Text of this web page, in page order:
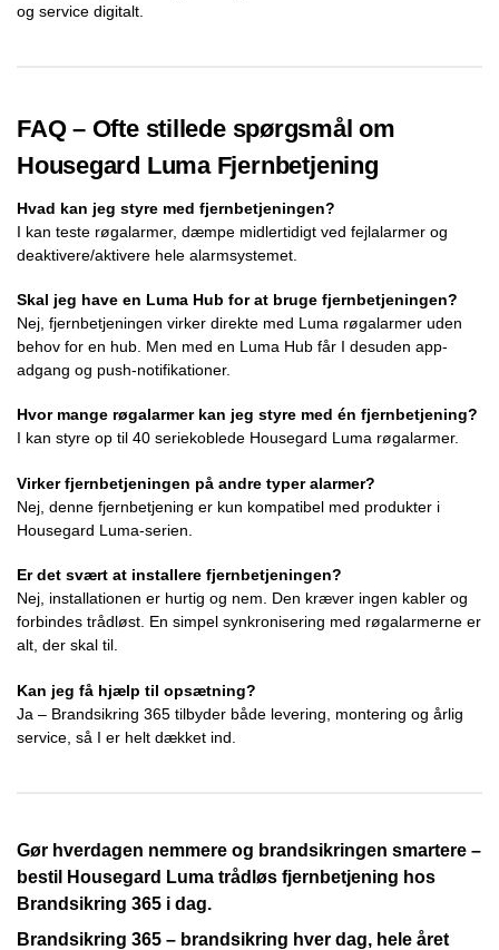
og service digitalt.
FAQ – Ofte stillede spørgsmål om
Housegard Luma Fjernbetjening
Hvad kan jeg styre med fjernbetjeningen?
I kan teste røgalarmer, dæmpe midlertidigt ved fejlalarmer og
deaktivere/aktivere hele alarmsystemet.
Skal jeg have en Luma Hub for at bruge fjernbetjeningen?
Nej, fjernbetjeningen virker direkte med Luma røgalarmer uden
behov for en hub. Men med en Luma Hub får I desuden app-
adgang og push-notifikationer.
Hvor mange røgalarmer kan jeg styre med én fjernbetjening?
I kan styre op til 40 seriekoblede Housegard Luma røgalarmer.
Virker fjernbetjeningen på andre typer alarmer?
Nej, denne fjernbetjening er kun kompatibel med produkter i
Housegard Luma-serien.
Er det svært at installere fjernbetjeningen?
Nej, installationen er hurtig og nem. Den kræver ingen kabler og
forbindes trådløst. En simpel synkronisering med røgalarmerne er
alt, der skal til.
Kan jeg få hjælp til opsætning?
Ja – Brandsikring 365 tilbyder både levering, montering og årlig
service, så I er helt dækket ind.
Gør hverdagen nemmere og brandsikringen smartere –
bestil Housegard Luma trådløs fjernbetjening hos
Brandsikring 365 i dag.
Brandsikring 365 – brandsikring hver dag, hele året